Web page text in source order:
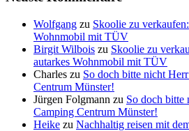
Wolfgang zu Skoolie zu
Wohnmobil mit TÜV
Birgit Wilbois zu Skoolie zu
autarkes Wohnmobil mit TÜV
Charles zu So doch bitte nicht
Centrum Münster!
Jürgen Folgmann zu So doch
Camping Centrum Münster!
Heike zu Nachhaltig reisen mit